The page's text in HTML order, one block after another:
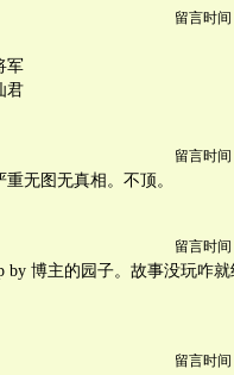
留言时间
军
君
留言时间
无图无真相。不顶。
留言时间
by 博主的园子。故事没玩咋
留言时间